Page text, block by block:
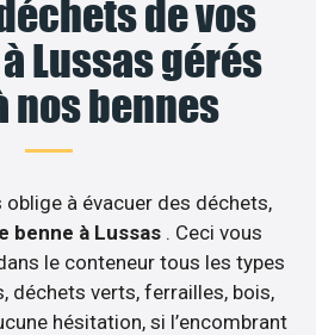
de vos
Lussas gérés
nos bennes
à évacuer des déchets,
benne à Lussas . Ceci vous
le conteneur tous les types
déchets verts, ferrailles, bois,
hésitation, si l’encombrant